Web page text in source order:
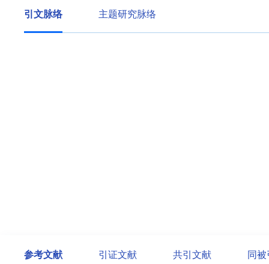
引文脉络 主题研究脉络
参考文献 引证文献 共引文献 同